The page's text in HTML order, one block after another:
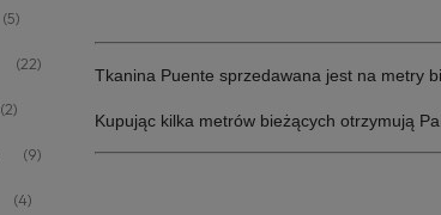
(5)
(22)
(2)
(9)
(4)
Tkanina Puente sprzedawana jest na metry
Kupując kilka metrów bieżących otrzymują